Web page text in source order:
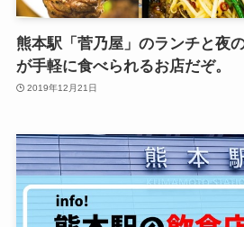
熊本駅「菅乃屋」のランチと夜
が手軽に食べられるお店だぞ。
2019年12月21日